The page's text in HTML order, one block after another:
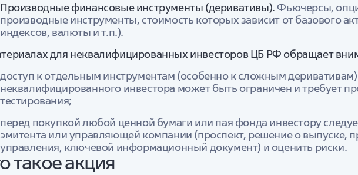
Производные финансовые инструменты (деривативы).Фьючерсы,
производные инструменты, стоимость которых зависит от базового
индексов, валюты и т.п.).
для неквалифицированных инвесторов ЦБ РФ обращает
доступ к отдельным инструментам (особенно к сложным
неквалифицированного инвестора может быть ограничен и требует
тестирования;
перед покупкой любой ценной бумаги или пая фонда инвестору
эмитента или управляющей компании (проспект, решение о выпуске,
управления, ключевой информационный документ) и оценить риски.
такое акция